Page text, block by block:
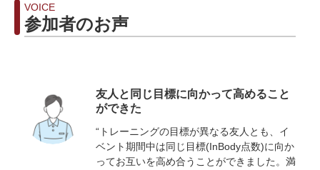
VOICE
参加者のお声
友人と同じ目標に向かって高めること
ができた
“トレーニングの目標が異なる友人とも、イ
ベント期間中は同じ目標(InBody点数)に向か
ってお互いを高め合うことができました。満